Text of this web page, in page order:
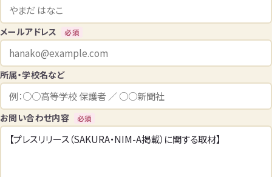
メールアドレス 必須
所属・学校名など
お問い合わせ内容 必須